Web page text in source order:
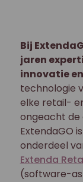
Bij
jaren
innovatie
technologie
elke retail-
ongeacht
ExtendaGO
onderdeel
Extenda
(software-